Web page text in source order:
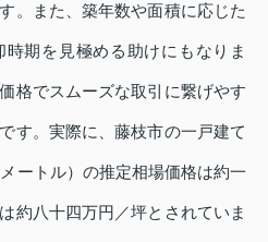
。また、築年数や面積に応じた
期を見極める助けにもなりま
格でスムーズな取引に繋げやす
す。実際に、藤枝市の一戸建て
ートル）の推定相場価格は約一
約八十四万円／坪とされていま